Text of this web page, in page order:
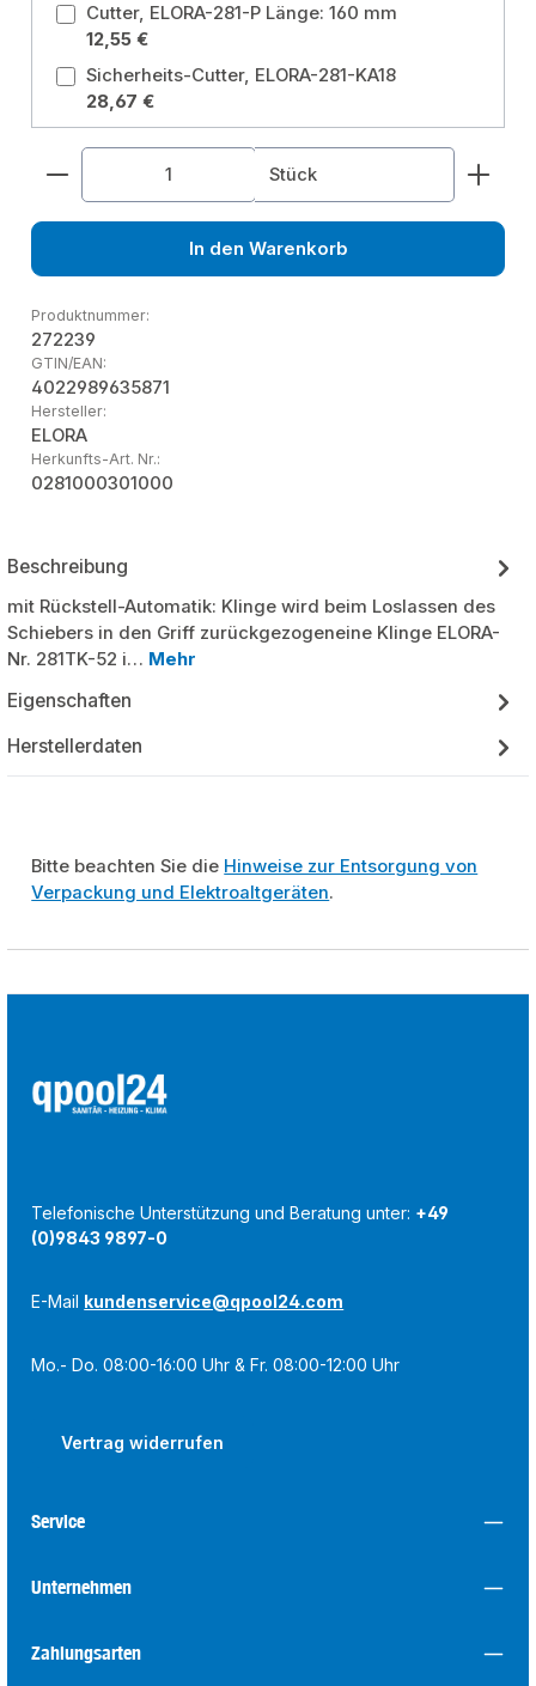
Cutter, ELORA-281-P Länge: 160 mm
12,55 €
Sicherheits-Cutter, ELORA-281-KA18
28,67 €
Produkt Anzahl: Gib den gewünschten Wert
Stück
In den Warenkorb
Produktnummer:
272239
GTIN/EAN:
4022989635871
Hersteller:
ELORA
Herkunfts-Art. Nr.:
0281000301000
Beschreibung
mit Rückstell-Automatik: Klinge wird beim Loslassen des
Schiebers in den Griff zurückgezogeneine Klinge ELORA-
Nr. 281TK-52 i… Mehr
Eigenschaften
Herstellerdaten
Bitte beachten Sie die Hinweise zur Entsorgung von
Verpackung und Elektroaltgeräten.
Telefonische Unterstützung und Beratung unter: +49
(0)9843 9897-0
E-Mail kundenservice@qpool24.com
Mo.- Do. 08:00-16:00 Uhr & Fr. 08:00-12:00 Uhr
Vertrag widerrufen
Service
Unternehmen
Zahlungsarten